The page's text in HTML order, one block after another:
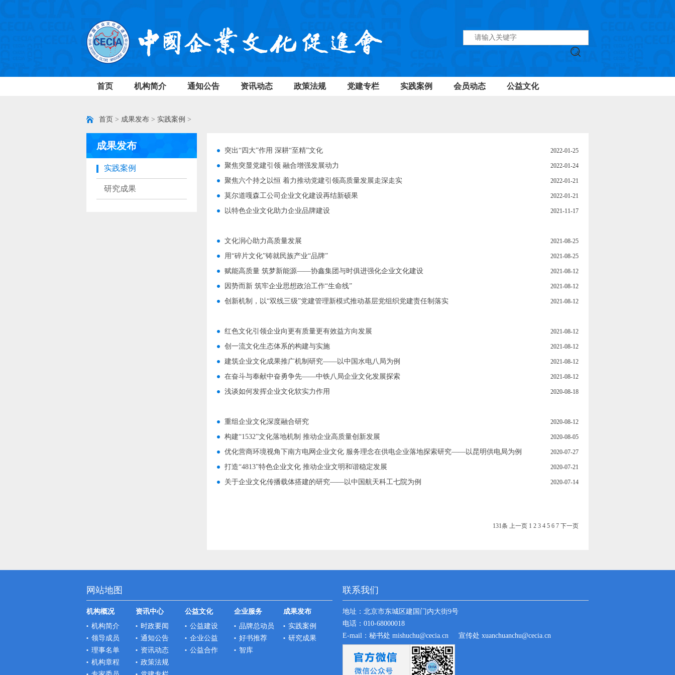
首页 机构简介 通知公告 资讯动态 政策法规 党建专栏 实践案例 会员动态 公益文化
首页 > 成果发布 > 实践案例 >
成果发布
实践案例
研究成果
突出“四大”作用 深耕“至精”文化 2022-01-25
聚焦突显党建引领 融合增强发展动力 2022-01-24
聚焦六个持之以恒 着力推动党建引领高质量发展走深走实 2022-01-21
莫尔道嘎森工公司企业文化建设再结新硕果 2022-01-21
以特色企业文化助力企业品牌建设 2021-11-17
文化润心助力高质量发展 2021-08-25
用“碎片文化”铸就民族产业“品牌” 2021-08-25
赋能高质量 筑梦新能源——协鑫集团与时俱进强化企业文化建设 2021-08-12
因势而新 筑牢企业思想政治工作“生命线” 2021-08-12
创新机制，以“双线三级”党建管理新模式推动基层党组织党建责任制落实 2021-08-12
红色文化引领企业向更有质量更有效益方向发展 2021-08-12
创一流文化生态体系的构建与实施 2021-08-12
建筑企业文化成果推广机制研究——以中国水电八局为例 2021-08-12
在奋斗与奉献中奋勇争先——中铁八局企业文化发展探索 2021-08-12
浅谈如何发挥企业文化软实力作用 2020-08-18
重组企业文化深度融合研究 2020-08-12
构建“1532”文化落地机制 推动企业高质量创新发展 2020-08-05
优化营商环境视角下南方电网企业文化 服务理念在供电企业落地探索研究——以昆明供电局为例 2020-07-27
打造“4813”特色企业文化 推动企业文明和谐稳定发展 2020-07-21
关于企业文化传播载体搭建的研究——以中国航天科工七院为例 2020-07-14
131条 上一页 1 2 3 4 5 6 7 下一页
网站地图
机构概况
机构简介
领导成员
理事名单
机构章程
资讯中心
时政要闻
通知公告
资讯动态
政策法规
公益文化
公益建设
企业公益
公益合作
企业服务
品牌总动员
好书推荐
智库
成果发布
实践案例
研究成果
联系我们
地址： 北京市东城区建国门内大街9号
电话：010-68000018
E-mail：秘书处 mishuchu@cecia.cn
宣传处 xuanchuanchu@cecia.cn